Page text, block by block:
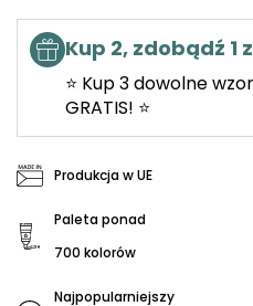
Kup 2, zdobądź 1
⭐ Kup 3 dowolne
GRATIS! ⭐
Produkcja w UE
Paleta ponad
700 kolorów
Najpopularniejszy